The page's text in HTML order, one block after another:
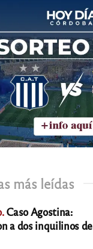
más leídas
Caso Agostina:
a dos inquilinos de